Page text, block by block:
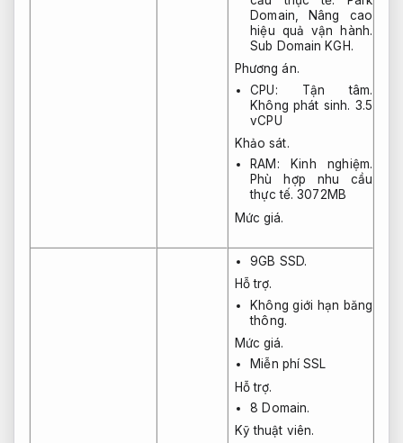
Domain,
Nâng cao
hiệu quả vận hành.
Sub Domain KGH.
Phương án.
CPU: Tận tâm.
Không phát sinh. 3.5
vCPU
Khảo sát.
RAM:
Kinh nghiệm.
Phù hợp nhu cầu
thực tế. 3072MB
Mức giá.
9GB SSD.
Hỗ trợ.
Không giới hạn băng
thông.
Mức giá.
Miễn phí SSL
Hỗ trợ.
8 Domain.
Kỹ thuật viên.